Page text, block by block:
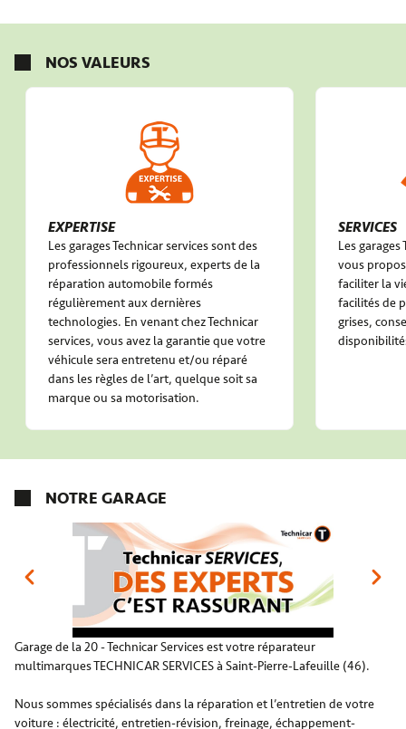
NOS VALEURS
EXPERTISE
Les garages Technicar services sont des
professionnels rigoureux, experts de la
réparation automobile formés
régulièrement aux dernières
technologies. En venant chez Technicar
services, vous avez la garantie que votre
véhicule sera entretenu et/ou réparé
dans les règles de l’art, quelque soit sa
marque ou sa motorisation.
SERVICES
Les
vous
faciliter la
facilités de
grises,
NOTRE GARAGE
Garage de la 20 - Technicar Services est votre réparateur
multimarques TECHNICAR SERVICES à Saint-Pierre-Lafeuille (46).
Nous sommes spécialisés dans la réparation et l’entretien de votre
voiture : électricité, entretien-révision, freinage, échappement-